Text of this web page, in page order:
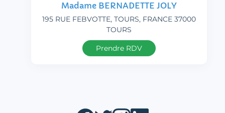
Madame BERNADETTE JOLY
195 RUE FEBVOTTE, TOURS, FRANCE 37000
TOURS
Prendre RDV